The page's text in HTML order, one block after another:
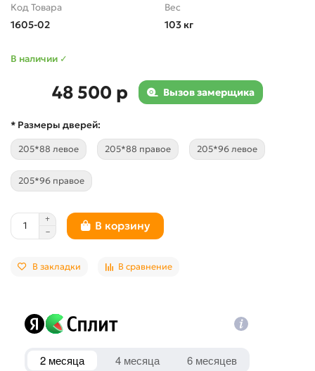
Код Товара
1605-02
Вес
103 кг
В наличии ✓
48 500 р Вызов замерщика
* Размеры дверей:
205*88 левое 205*88 правое 205*96 левое
205*96 правое
В корзину
В закладки В сравнение